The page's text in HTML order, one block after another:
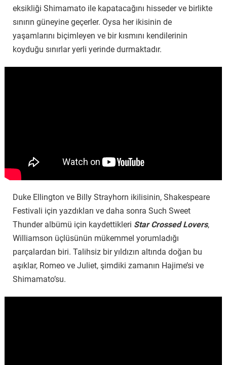
eksikliği Shimamato ile kapatacağını hisseder ve birlikte
sınırın güneyine geçerler. Oysa her ikisinin de
yaşamlarını biçimleyen ve bir kısmını kendilerinin
koyduğu sınırlar yerli yerinde durmaktadır.
Duke Ellington ve Billy Strayhorn ikilisinin, Shakespeare
Festivali için yazdıkları ve daha sonra Such Sweet
Thunder albümü için kaydettikleri Star Crossed Lovers,
Williamson üçlüsünün mükemmel yorumladığı
parçalardan biri. Talihsiz bir yıldızın altında doğan bu
aşıklar, Romeo ve Juliet, şimdiki zamanın Hajime’si ve
Shimamato’su.